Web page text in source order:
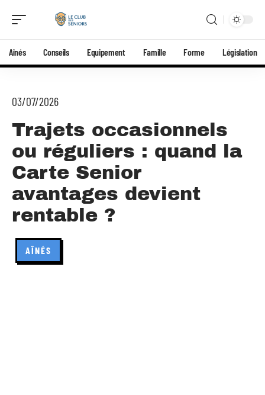
Aînés Conseils Equipement Famille Forme Législation
03/07/2026
Trajets occasionnels
ou réguliers : quand la
Carte Senior
avantages devient
rentable ?
AÎNÉS